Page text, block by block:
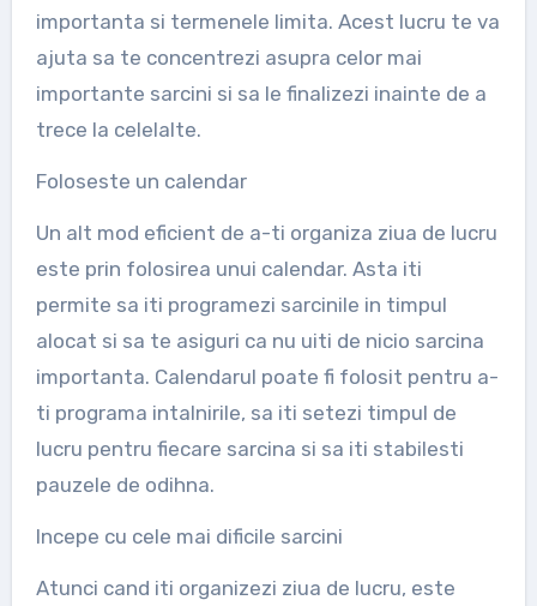
importanta si termenele limita. Acest lucru te va
ajuta sa te concentrezi asupra celor mai
importante sarcini si sa le finalizezi inainte de a
trece la celelalte.
Foloseste un calendar
Un alt mod eficient de a-ti organiza ziua de lucru
este prin folosirea unui calendar. Asta iti
permite sa iti programezi sarcinile in timpul
alocat si sa te asiguri ca nu uiti de nicio sarcina
importanta. Calendarul poate fi folosit pentru a-
ti programa intalnirile, sa iti setezi timpul de
lucru pentru fiecare sarcina si sa iti stabilesti
pauzele de odihna.
Incepe cu cele mai dificile sarcini
Atunci cand iti organizezi ziua de lucru, este